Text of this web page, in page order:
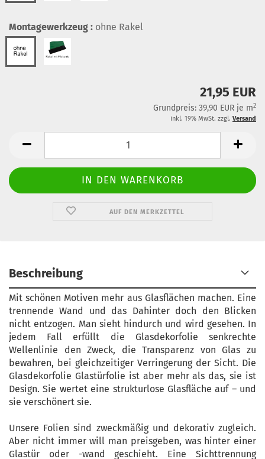
Montagewerkzeug : ohne Rakel
21,95 EUR
Grundpreis: 39,90 EUR je m2
inkl. 19% MwSt. zzgl. Versand
AUF DEN MERKZETTEL
Beschreibung
Mit schönen Motiven mehr aus Glasflächen machen. Eine
trennende Wand und das Dahinter doch den Blicken
nicht entzogen. Man sieht hindurch und wird gesehen. In
jedem Fall erfüllt die Glasdekorfolie senkrechte
Wellenlinie den Zweck, die Transparenz von Glas zu
bewahren, bei gleichzeitiger Verringerung der Sicht. Die
Glasdekorfolie Glastürfolie ist aber mehr als das, sie ist
Design. Sie wertet eine strukturlose Glasfläche auf – und
sie verschönert sie.
Unsere Folien sind zweckmäßig und dekorativ zugleich.
Aber nicht immer will man preisgeben, was hinter einer
Glastür oder -wand geschieht. Eine Sichttrennung